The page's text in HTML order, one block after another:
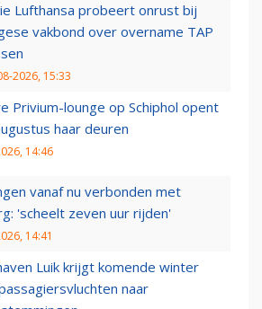
Lufthansa probeert onrust bij
vakbond over overname TAP
2026, 15:33
Privium-lounge op Schiphol opent
haar deuren
14:46
vanaf nu verbonden met
'scheelt zeven uur rijden'
14:41
Luik krijgt komende winter
naar